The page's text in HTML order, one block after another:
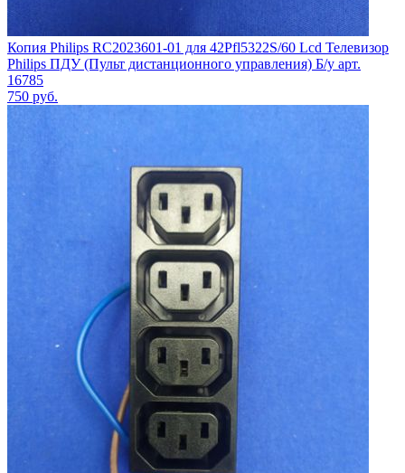
Копия Philips RC2023601-01 для 42Pfl5322S/60 Lcd Телевизор
Philips ПДУ (Пульт дистанционного управления) Б/у арт.
16785
750 руб.